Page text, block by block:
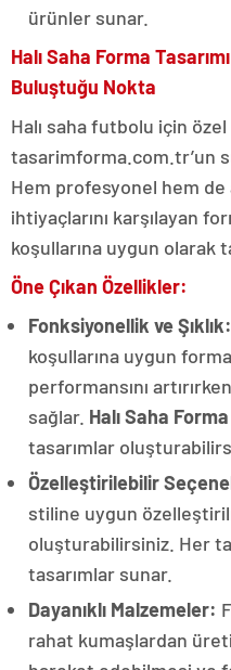
ürünler sunar.
Halı Saha Forma
Buluştuğu Nokta
Halı saha futbolu için
tasarimforma.com.tr’un
Hem profesyonel hem
ihtiyaçlarını karşılayan
koşullarına uygun olarak
Öne Çıkan Özellikler:
Fonksiyonellik ve Şıklık:
koşullarına uygun
performansını
sağlar. Halı Saha
tasarımlar
Özelleştirilebilir
stiline uygun
oluşturabilirsiniz. Her
tasarımlar sunar.
Dayanıklı Malzemeler:
rahat kumaşlardan